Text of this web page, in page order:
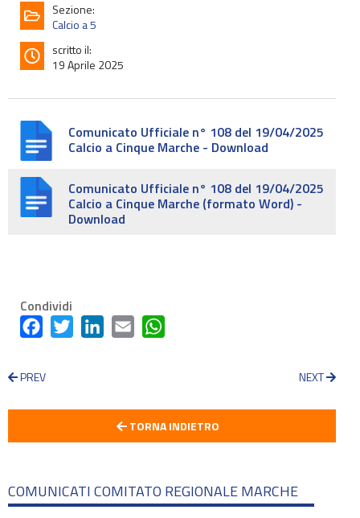
Sezione:
Calcio a 5
scritto il:
19 Aprile 2025
Comunicato Ufficiale n° 108 del 19/04/2025
Calcio a Cinque Marche - Download
Comunicato Ufficiale n° 108 del 19/04/2025
Calcio a Cinque Marche (formato Word) -
Download
Condividi
FacebookTwitter LinkedInEmail
PREV NEXT
TORNA INDIETRO
COMUNICATI COMITATO REGIONALE MARCHE